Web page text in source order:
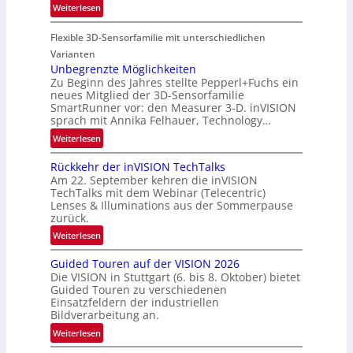
u
a
u
m
f
a
h
r
t
t
e
c
h
i
k
o
n
Weiterlesen:
P
a
t
n
e
r
s
c
h
a
f
t
i
s
c
h
e
n
4
Flexible 3D-Sensorfamilie mit unterschiedlichen
Varianten
Unbegrenzte Möglichkeiten
Zu Beginn des Jahres stellte Pepperl+Fuchs ein
neues Mitglied der 3D-Sensorfamilie
SmartRunner vor: den Measurer 3-D. inVISION
sprach mit Annika Felhauer, Technology…
Weiterlesen:
U
n
b
e
g
r
e
z
t
e
M
ö
g
Rückkehr der inVISION TechTalks
Am 22. September kehren die inVISION
TechTalks mit dem Webinar (Telecentric)
Lenses & Illuminations aus der Sommerpause
zurück.
Weiterlesen:
R
ü
c
k
k
e
h
Guided Touren auf der VISION 2026
Die VISION in Stuttgart (6. bis 8. Oktober) bietet
Guided Touren zu verschiedenen
Einsatzfeldern der industriellen
Bildverarbeitung an.
Weiterlesen:
G